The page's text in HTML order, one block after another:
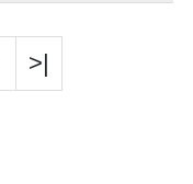
>|